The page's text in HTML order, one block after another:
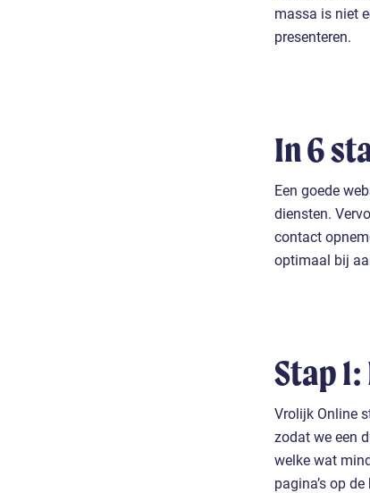
massa is niet
presenteren.
In 6
Een goede
diensten.
contact
optimaal bij
Stap
Vrolijk Online
zodat we een
welke wat
pagina’s op